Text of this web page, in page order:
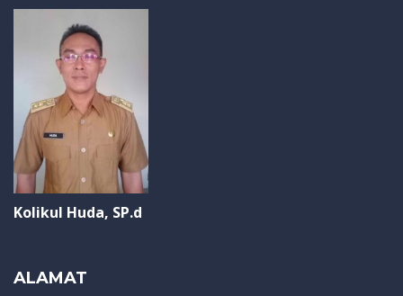
Kolikul Huda, SP.d
ALAMAT